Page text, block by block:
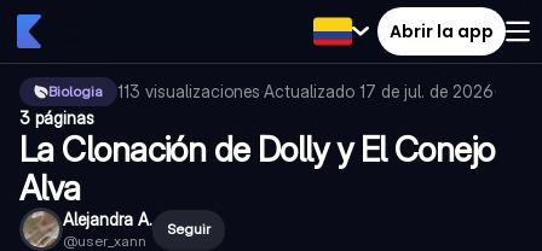
Abrir la app
Biologia 113 visualizaciones·Actualizado 17 de jul. de 2026·
3 páginas
La Clonación de Dolly y El Conejo
Alva
Alejandra A.
@user_xann
Seguir